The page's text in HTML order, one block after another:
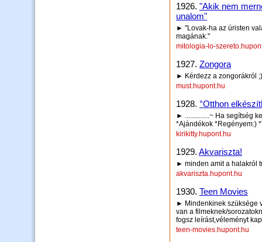
1926. "Akik nem
unalom"
► "Lovak-ha az úristen
magának."
mitologia-lo-
1927. Zongora
► Kérdezz a zongorákról ;)
must.hupont.hu
1928. °Otthon
► ..............~ Ha segítség
*Ajándékok *Regényem:)
kirikitty.hupont.hu
1929. Akvariszta!
► minden amit a halakról
akvariszta.hupont.hu
1930. Teen Movies
► Mindenkinek szüksége
van a filmeknek/
fogsz leírást,véleményt
teen-movies.hupont.hu